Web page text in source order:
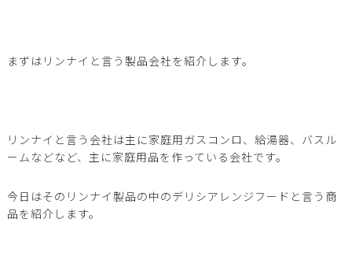
まずはリンナイと言う製品会社を紹介します。
リンナイと言う会社は主に家庭用ガスコンロ、給湯器、バスル
ームなどなど、主に家庭用品を作っている会社です。
今日はそのリンナイ製品の中のデリシアレンジフードと言う商
品を紹介します。